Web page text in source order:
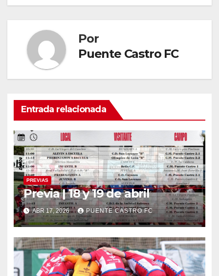
Por
Puente Castro FC
Entrada relacionada
PREVIAS
Previa | 18 y 19 de abril
ABR 17, 2026 PUENTE CASTRO FC